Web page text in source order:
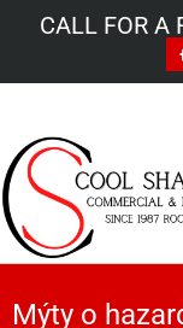
CALL FOR A
Mýty o